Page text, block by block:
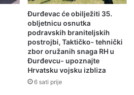
Đurđevac će obilježiti 35.
obljetnicu osnutka
podravskih braniteljskih
postrojbi, Taktičko- tehnički
zbor oružanih snaga RH u
Đurđevcu- upoznajte
Hrvatsku vojsku izbliza
6 sati prije